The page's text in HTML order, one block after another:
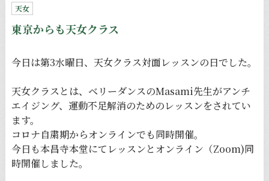
天女
東京からも天女クラス
今日は第3水曜日、天女クラス対面レッスンの日でした。
天女クラスとは、ベリーダンスのMasami先生がアンチ
エイジング、運動不足解消のためのレッスンをされてい
ます。
コロナ自粛期からオンラインでも同時開催。
今日も本昌寺本堂にてレッスンとオンライン（Zoom)同
時開催しました。